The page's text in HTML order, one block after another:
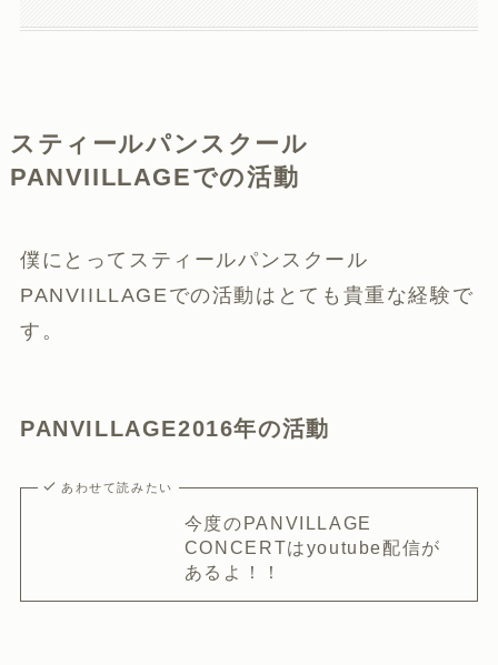
スティールパンスクール
PANVIILLAGEでの活動
僕にとってスティールパンスクール
PANVIILLAGEでの活動はとても貴重な経験で
す。
PANVILLAGE2016年の活動
あわせて読みたい
今度のPANVILLAGE
CONCERTはyoutube配信が
あるよ！！